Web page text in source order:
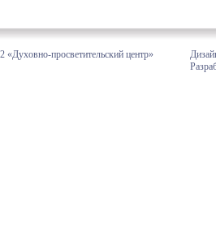
«Духовно-просветительский центр»